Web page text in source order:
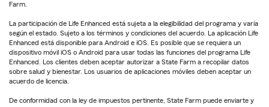
Farm.
La participación de Life Enhanced está sujeta a la elegibilidad del programa y varía
según el estado. Sujeto a los términos y condiciones del acuerdo. La aplicación Life
Enhanced está disponible para Android e iOS. Es posible que se requiera un
dispositivo móvil iOS o Android para usar todas las funciones del programa Life
Enhanced. Los clientes deben aceptar autorizar a State Farm a recopilar datos
sobre salud y bienestar. Los usuarios de aplicaciones móviles deben aceptar un
acuerdo de licencia.
De conformidad con la ley de impuestos pertinente, State Farm puede enviarte y